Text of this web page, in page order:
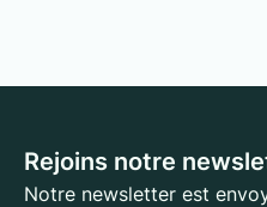
Rejoins notre
Notre newsletter est